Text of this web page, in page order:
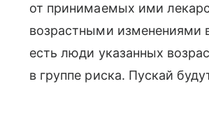
от принимаемых ими
возрастными изменениями
есть люди указанных
в группе риска. Пускай